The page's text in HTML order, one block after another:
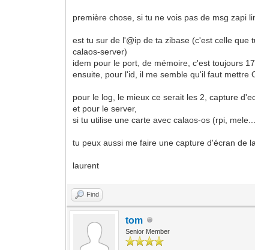
première chose, si tu ne vois pas de msg zapi
est tu sur de l'@ip de ta zibase (c'est celle
calaos-server)
idem pour le port, de mémoire, c'est toujours
ensuite, pour l'id, il me semble qu'il faut mettre
pour le log, le mieux ce serait les 2, capture
et pour le server,
si tu utilise une carte avec calaos-os (rpi,
tu peux aussi me faire une capture d'écran de
laurent
Find
tom
Senior Member